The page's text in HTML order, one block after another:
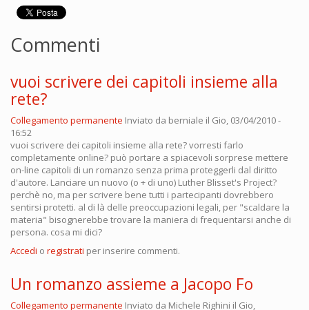
Commenti
vuoi scrivere dei capitoli insieme alla
rete?
Collegamento permanente Inviato da berniale il Gio, 03/04/2010 -
16:52
vuoi scrivere dei capitoli insieme alla rete? vorresti farlo
completamente online? può portare a spiacevoli sorprese mettere
on-line capitoli di un romanzo senza prima proteggerli dal diritto
d'autore. Lanciare un nuovo (o + di uno) Luther Blisset's Project?
perchè no, ma per scrivere bene tutti i partecipanti dovrebbero
sentirsi protetti. al di là delle preoccupazioni legali, per "scaldare la
materia" bisognerebbe trovare la maniera di frequentarsi anche di
persona. cosa mi dici?
Accedi o registrati per inserire commenti.
Un romanzo assieme a Jacopo Fo
Collegamento permanente Inviato da Michele Righini il Gio,